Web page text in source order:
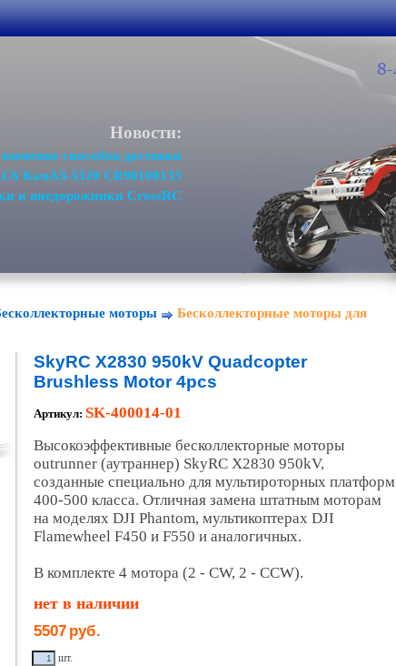
Новости:
способов доставки
КамАЗ-5320 CR90100133
и внедорожники CrossRC
моторы
Бесколлекторные моторы для
SkyRC X2830 950kV Quadcopter
Brushless Motor 4pcs
Артикул: SK-400014-01
Высокоэффективные бесколлекторные моторы
outrunner (аутраннер) SkyRC X2830 950kV,
созданные специально для мультироторных платформ
400-500 класса. Отличная замена штатным моторам
на моделях DJI Phantom, мультикоптерах DJI
Flamewheel F450 и F550 и аналогичных.
В комплекте 4 мотора (2 - CW, 2 - CCW).
нет в наличии
5507 руб.
шт.